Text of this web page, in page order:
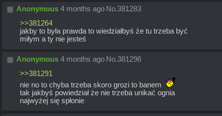
Anonymous 4 months ago No.381283
>>381264
jakby to była prawda to wiedziałbyś że tu trzeba być
miłym a ty nie jesteś
Anonymous 4 months ago No.381296
>>381291
nie no to chyba trzeba skoro grozi to banem
tak jakbyś powiedział że nie trzeba unikać ognia
najwyżej się spłonie